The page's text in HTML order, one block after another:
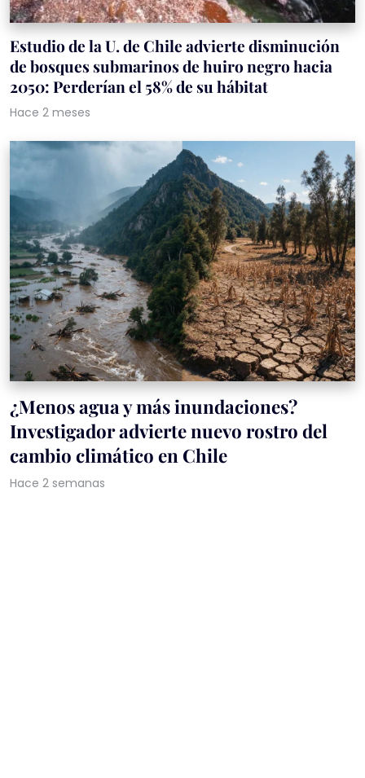
Estudio de la U. de Chile advierte disminución
de bosques submarinos de huiro negro hacia
2050: Perderían el 58% de su hábitat
Hace 2 meses
¿Menos agua y más inundaciones?
Investigador advierte nuevo rostro del
cambio climático en Chile
Hace 2 semanas